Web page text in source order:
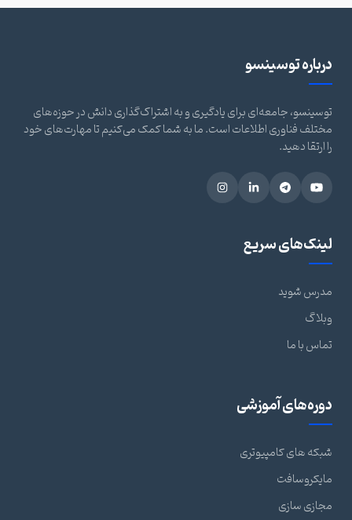
درباره توسینسو
توسینسو، جامعه‌ای برای یادگیری و به اشتراک‌گذاری دانش در حوزه‌های
مختلف فناوری اطلاعات است. ما به شما کمک می‌کنیم تا مهارت‌های خود
را ارتقا دهید.
لینک‌های سریع
مدرس شوید
وبلاگ
تماس با ما
دوره‌های آموزشی
شبکه های کامپیوتری
مایکروسافت
مجازی سازی